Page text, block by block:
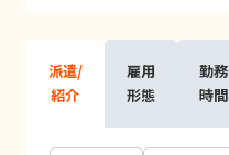
派遣/
紹介
雇用
形態
勤務
時間